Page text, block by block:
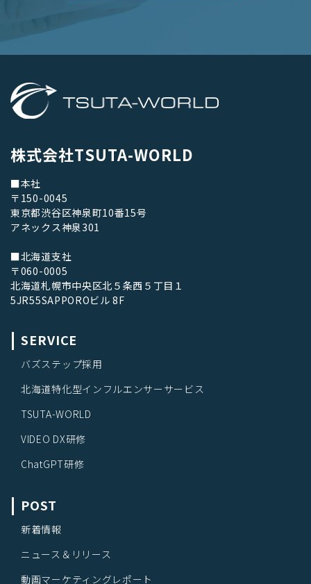
株式会社TSUTA-WORLD
■本社
〒150-0045
東京都渋谷区神泉町10番15号
アネックス神泉301
■北海道支社
〒060-0005
北海道札幌市中央区北５条西５丁目１
5JR55SAPPOROビル 8F
SERVICE
バズステップ採用
北海道特化型インフルエンサーサービス
TSUTA-WORLD
VIDEO DX研修
ChatGPT研修
POST
新着情報
ニュース＆リリース
動画マーケティングレポート